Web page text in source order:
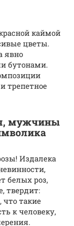
каймой
цветы.
явно
бутонами.
трепетное
мужчины
Издалека
белых роз,
твердит:
что такие
к человеку,